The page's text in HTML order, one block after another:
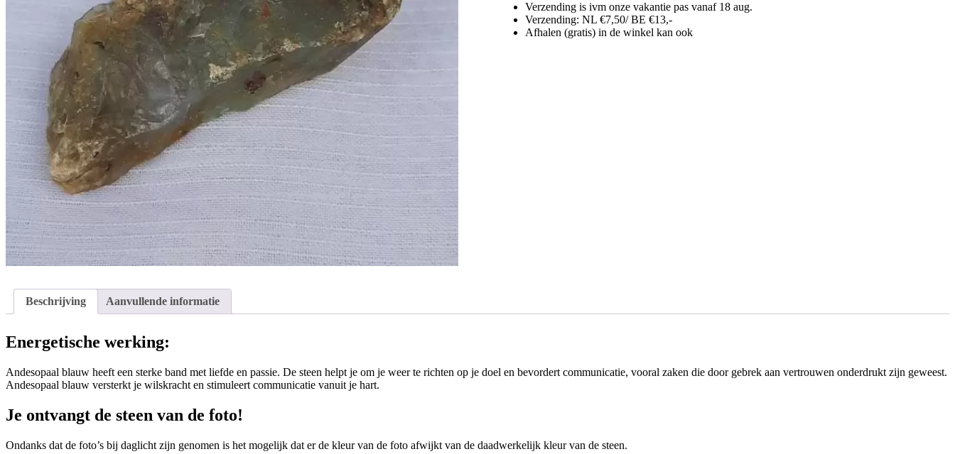
blauw-
geel
aantal
Verzending is ivm onze vakantie pas vanaf 18 aug.
Verzending: NL €7,50/ BE €13,-
Afhalen (gratis) in de winkel kan ook
Beschrijving Aanvullende informatie
Energetische werking:
Andesopaal blauw heeft een sterke band met liefde en passie. De steen helpt je om je weer te richten op je doel en bevordert communicatie, vooral zaken die door gebrek aan vertrouwen onderdrukt zijn geweest.
Andesopaal blauw versterkt je wilskracht en stimuleert communicatie vanuit je hart.
Je ontvangt de steen van de foto!
Ondanks dat de foto’s bij daglicht zijn genomen is het mogelijk dat er de kleur van de foto afwijkt van de daadwerkelijk kleur van de steen.